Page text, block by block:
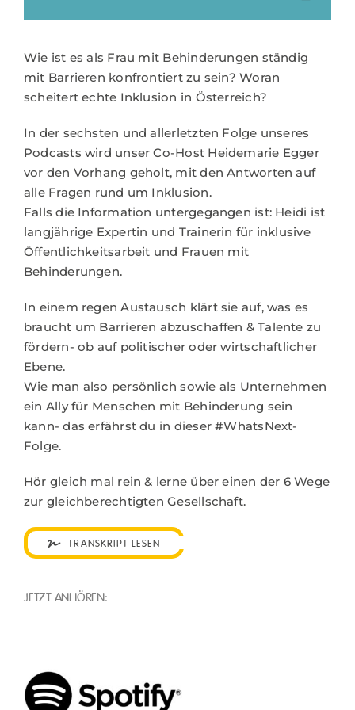
Wie ist es als Frau mit Behinderungen ständig
mit Barrieren konfrontiert zu sein? Woran
scheitert echte Inklusion in Österreich?
In der sechsten und allerletzten Folge unseres
Podcasts wird unser Co-Host Heidemarie Egger
vor den Vorhang geholt, mit den Antworten auf
alle Fragen rund um Inklusion.
Falls die Information untergegangen ist: Heidi ist
langjährige Expertin und Trainerin für inklusive
Öffentlichkeitsarbeit und Frauen mit
Behinderungen.
In einem regen Austausch klärt sie auf, was es
braucht um Barrieren abzuschaffen & Talente zu
fördern- ob auf politischer oder wirtschaftlicher
Ebene.
Wie man also persönlich sowie als Unternehmen
ein Ally für Menschen mit Behinderung sein
kann- das erfährst du in dieser #WhatsNext-
Folge.
Hör gleich mal rein & lerne über einen der 6 Wege
zur gleichberechtigten Gesellschaft.
TRANSKRIPT LESEN
JETZT ANHÖREN: